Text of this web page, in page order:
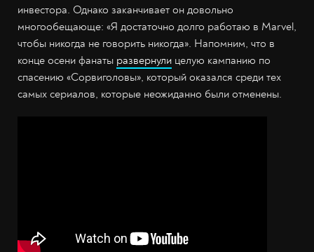
инвестора. Однако заканчивает он довольно
многообещающе: «Я достаточно долго работаю в Marvel,
чтобы никогда не говорить никогда». Напомним, что в
конце осени фанаты развернули целую кампанию по
спасению «Сорвиголовы», который оказался среди тех
самых сериалов, которые неожиданно были отменены.